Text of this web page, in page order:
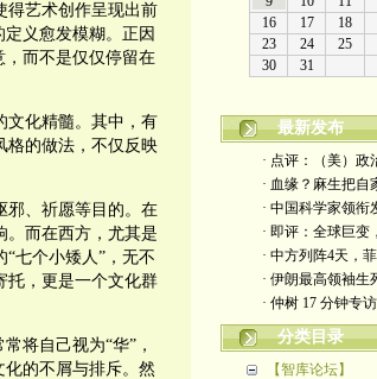
得艺术创作呈现出前
义愈发模糊。正因
，而不是仅仅停留在
文化精髓。其中，有
格的做法，不仅反映
邪、祈愿等目的。在
。而在西方，尤其是
七个小矮人”，无不
托，更是一个文化群
将自己视为“华”，
化的不屑与排斥。然
最新发布
· 点评：（美）
· 血缘？麻生把自
· 中国科学家领
· 即评：全球巨
· 中方列阵4天，
· 伊朗最高领袖
· 仲树 17 分钟专
分类目录
【智库论坛】